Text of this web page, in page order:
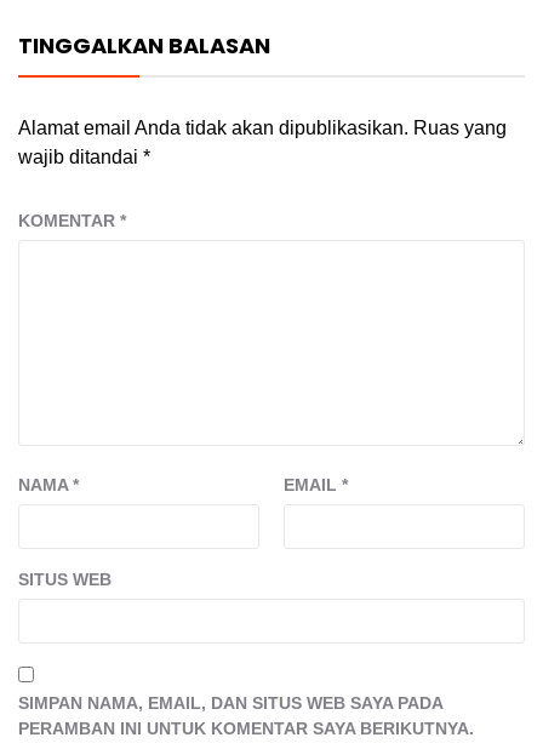
TINGGALKAN BALASAN
Alamat email Anda tidak akan dipublikasikan. Ruas yang
wajib ditandai *
KOMENTAR *
NAMA* EMAIL *
SITUS WEB
SIMPAN NAMA, EMAIL, DAN SITUS WEB SAYA PADA
PERAMBAN INI UNTUK KOMENTAR SAYA BERIKUTNYA.